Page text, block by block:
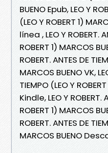
BUENO Epub, LEO Y
(LEO Y ROBERT 1)
línea , LEO Y ROBERT.
ROBERT 1) MARCOS
ROBERT. ANTES DE
MARCOS BUENO VK,
TIEMPO (LEO Y
Kindle, LEO Y ROBERT.
ROBERT 1) MARCOS
ROBERT. ANTES DE
MARCOS BUENO